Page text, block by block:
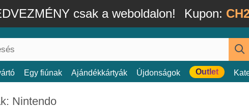
csak a weboldalon! Kupon:
Egy fiúnak Ajándékkártyák Újdonságok Outlet
Nintendo